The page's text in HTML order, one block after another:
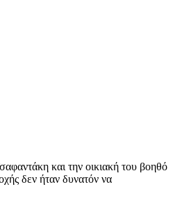
και την οικιακή του βοηθό
δεν ήταν δυνατόν να